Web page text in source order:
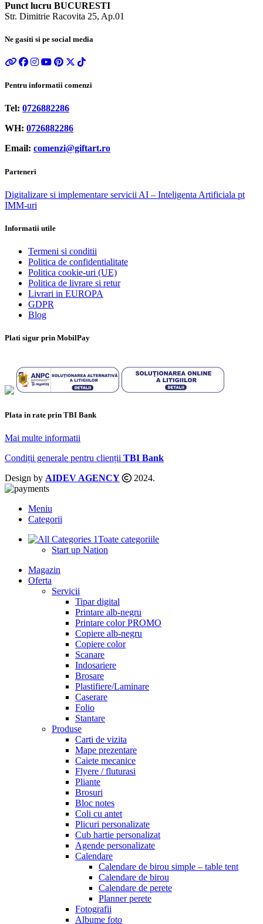
Punct lucru BUCURESTI
Str. Dimitrie Racovita 25, Ap.01
Ne gasiti si pe social media
Pentru informatii comenzi
Tel: 0726882286
WH: 0726882286
Email: comenzi@giftart.ro
Parteneri
Digitalizare si implementare servicii AI – Inteligenta Artificiala pt
IMM-uri
Informatii utile
Termeni si conditii
Politica de confidentialitate
Politica cookie-uri (UE)
Politica de livrare si retur
Livrari in EUROPA
GDPR
Blog
Plati sigur prin MobilPay
Plata in rate prin TBI Bank
Mai multe informatii
Condiții generale pentru clienții TBI Bank
Design by AIDEV AGENCY 2024.
Meniu
Categorii
Toate categoriile
Start up Nation
Magazin
Oferta
Servicii
Tipar digital
Printare alb-negru
Printare color PROMO
Copiere alb-negru
Copiere color
Scanare
Indosariere
Brosare
Plastifiere/Laminare
Caserare
Folio
Stantare
Produse
Carti de vizita
Mape prezentare
Caiete mecanice
Flyere / fluturasi
Pliante
Brosuri
Bloc notes
Coli cu antet
Plicuri personalizate
Cub hartie personalizat
Agende personalizate
Calendare
Calendare de birou simple – table tent
Calendare de birou
Calendare de perete
Planner perete
Fotografii
Albume foto